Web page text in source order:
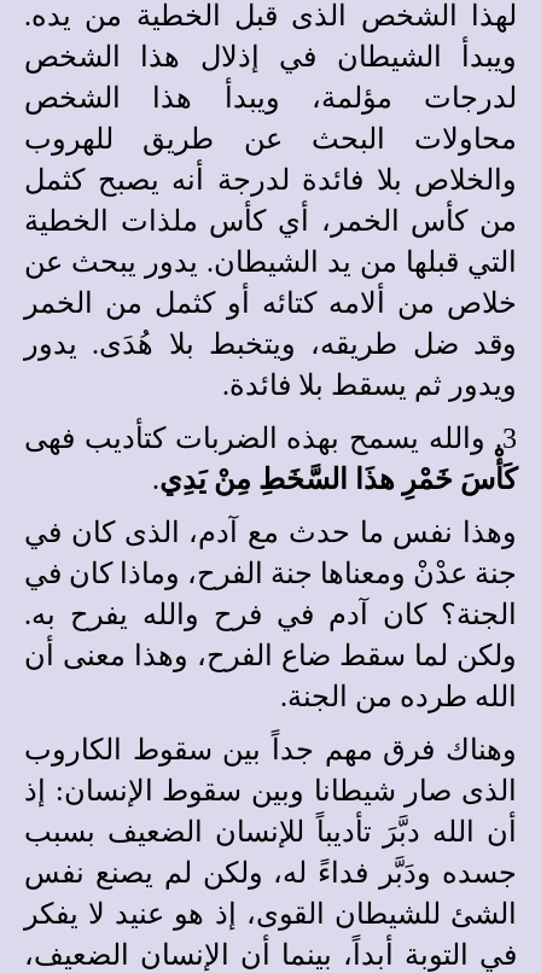
لهذا الشخص الذى قبل الخطية من يده.
ويبدأ الشيطان في إذلال هذا الشخص
لدرجات مؤلمة، ويبدأ هذا الشخص
محاولات البحث عن طريق للهروب
والخلاص بلا فائدة لدرجة أنه يصبح كثمل
من كأس الخمر، أي كأس ملذات الخطية
التي قبلها من يد الشيطان. يدور يبحث عن
خلاص من ألامه كتائه أو كثمل من الخمر
وقد ضل طريقه، ويتخبط بلا هُدَى. يدور
ويدور ثم يسقط بلا فائدة.
3. والله يسمح بهذه الضربات كتأديب فهى
كَأْسَ خَمْرِ هذَا السَّخَطِ مِنْ يَدِي.
وهذا نفس ما حدث مع آدم، الذى كان في
جنة عدْنْ ومعناها جنة الفرح، وماذا كان في
الجنة؟ كان آدم في فرح والله يفرح به.
ولكن لما سقط ضاع الفرح، وهذا معنى أن
الله طرده من الجنة.
وهناك فرق مهم جداً بين سقوط الكاروب
الذى صار شيطانا وبين سقوط الإنسان: إذ
أن الله دبَّرَ تأديباً للإنسان الضعيف بسبب
جسده ودَبَّر فداءً له، ولكن لم يصنع نفس
الشئ للشيطان القوى، إذ هو عنيد لا يفكر
في التوبة أبداً، بينما أن الإنسان الضعيف،